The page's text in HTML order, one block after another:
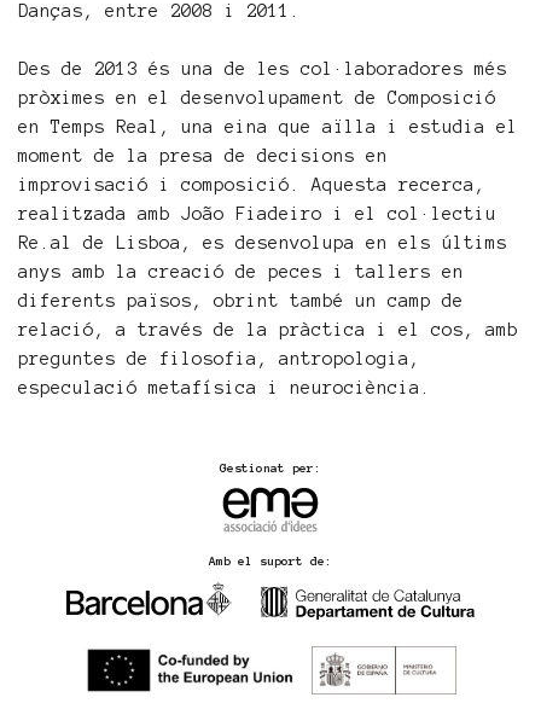
Danças, entre 2008 i 2011.
Des de 2013 és una de les col·laboradores més
pròximes en el desenvolupament de Composició
en Temps Real, una eina que aïlla i estudia el
moment de la presa de decisions en
improvisació i composició. Aquesta recerca,
realitzada amb João Fiadeiro i el col·lectiu
Re.al de Lisboa, es desenvolupa en els últims
anys amb la creació de peces i tallers en
diferents països, obrint també un camp de
relació, a través de la pràctica i el cos, amb
preguntes de filosofia, antropologia,
especulació metafísica i neurociència.
Gestionat per:
Amb el suport de: